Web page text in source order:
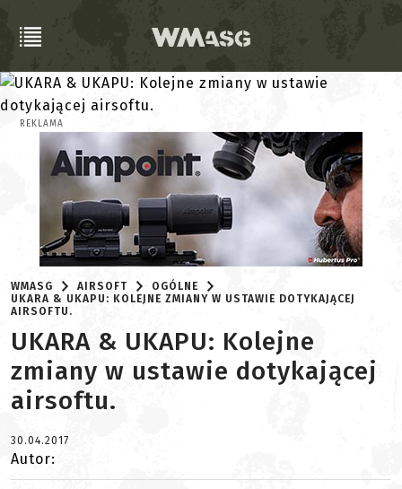
REKLAMA
WMASG AIRSOFT
OGÓLNE
UKARA & UKAPU: KOLEJNE ZMIANY W USTAWIE DOTYKAJĄCEJ
AIRSOFTU.
UKARA & UKAPU: Kolejne
zmiany w ustawie dotykającej
airsoftu.
30.04.2017
Autor: